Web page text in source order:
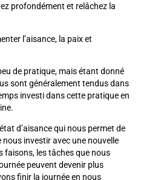
profondément et relâchez la
l’aisance, la paix et
de pratique, mais étant donné
sont généralement tendus dans
investi dans cette pratique en
d’aisance qui nous permet de
nous investir avec une nouvelle
faisons, les tâches que nous
peuvent devenir plus
finir la journée en nous